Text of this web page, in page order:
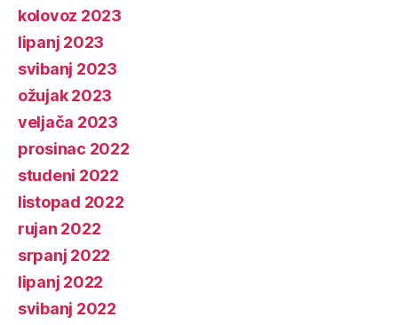
kolovoz 2023
lipanj 2023
svibanj 2023
ožujak 2023
veljača 2023
prosinac 2022
studeni 2022
listopad 2022
rujan 2022
srpanj 2022
lipanj 2022
svibanj 2022